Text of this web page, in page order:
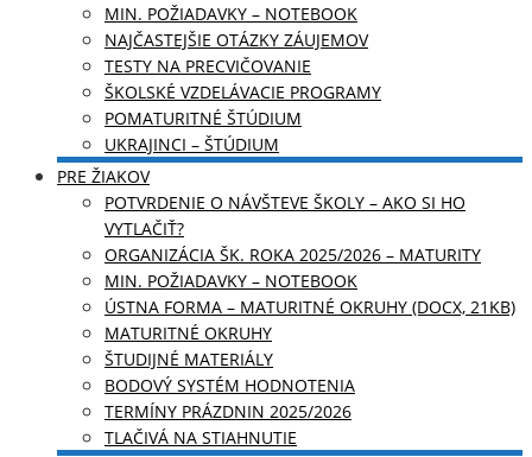
MIN. POŽIADAVKY – NOTEBOOK
NAJČASTEJŠIE OTÁZKY ZÁUJEMOV
TESTY NA PRECVIČOVANIE
ŠKOLSKÉ VZDELÁVACIE PROGRAMY
POMATURITNÉ ŠTÚDIUM
UKRAJINCI – ŠTÚDIUM
PRE ŽIAKOV
POTVRDENIE O NÁVŠTEVE ŠKOLY – AKO SI HO
VYTLAČIŤ?
ORGANIZÁCIA ŠK. ROKA 2025/2026 – MATURITY
MIN. POŽIADAVKY – NOTEBOOK
ÚSTNA FORMA – MATURITNÉ OKRUHY (DOCX, 21KB)
MATURITNÉ OKRUHY
ŠTUDIJNÉ MATERIÁLY
BODOVÝ SYSTÉM HODNOTENIA
TERMÍNY PRÁZDNIN 2025/2026
TLAČIVÁ NA STIAHNUTIE